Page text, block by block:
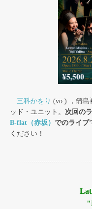
三科かをり (vo.) ，箭島
ッド・ユニット。 次回の
B-flat（赤坂） でのライブ
ください！